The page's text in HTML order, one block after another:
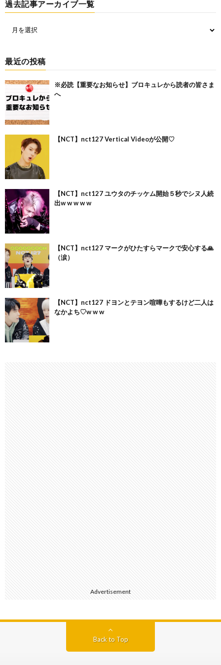
過去記事アーカイブ一覧
最近の投稿
※必読【重要なお知らせ】ブロキュレから読者の皆さま
へ
【NCT】nct127 Vertical Videoが公開♡
【NCT】nct127 ユウタのチッケム開始５秒でシヌ人続
出w w w w w
【NCT】nct127 マークがひたすらマークで安心する🙏
（涙）
【NCT】nct127 ドヨンとテヨン喧嘩もするけど二人は
なかよち♡w w w
Advertisement
Back to Top